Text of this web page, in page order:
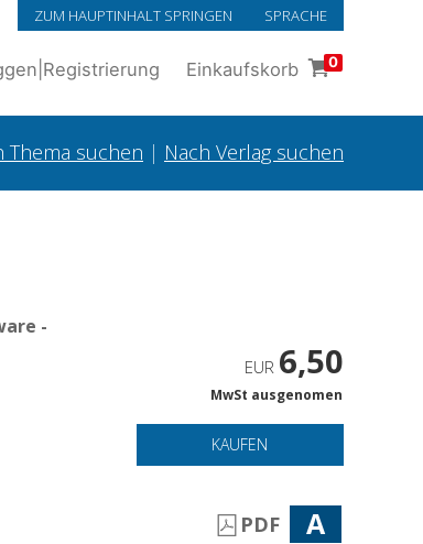
ZUM HAUPTINHALT SPRINGEN SPRACHE
Registrierung Einkaufskorb 0
Thema suchen | Nach Verlag suchen
-
EUR 6,50
MwSt ausgenomen
KAUFEN
PDF A